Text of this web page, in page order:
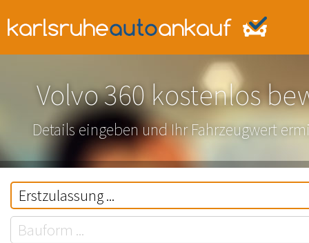
Volvo 360 kostenlos
Details eingeben und Ihr Fahrzeugwert